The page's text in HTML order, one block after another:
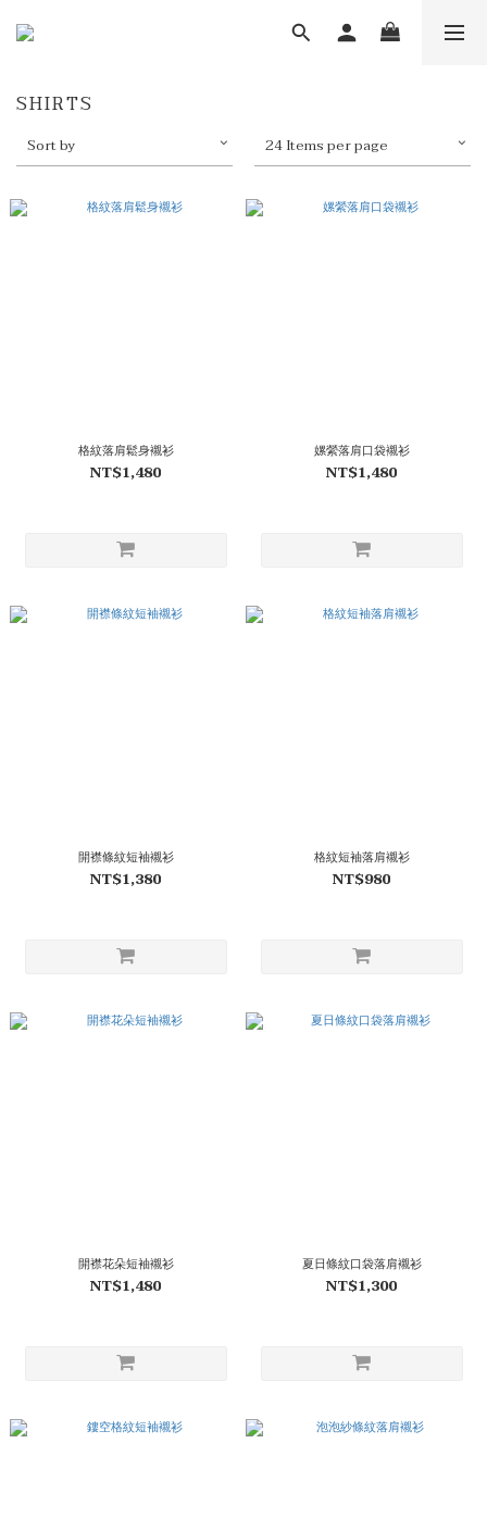
SHIRTS
Sort by 24 Items per page
格紋落肩鬆身襯衫
NT$1,480
嫘縈落肩口袋襯衫
NT$1,480
開襟條紋短袖襯衫
NT$1,380
格紋短袖落肩襯衫
NT$980
開襟花朵短袖襯衫
NT$1,480
夏日條紋口袋落肩襯衫
NT$1,300